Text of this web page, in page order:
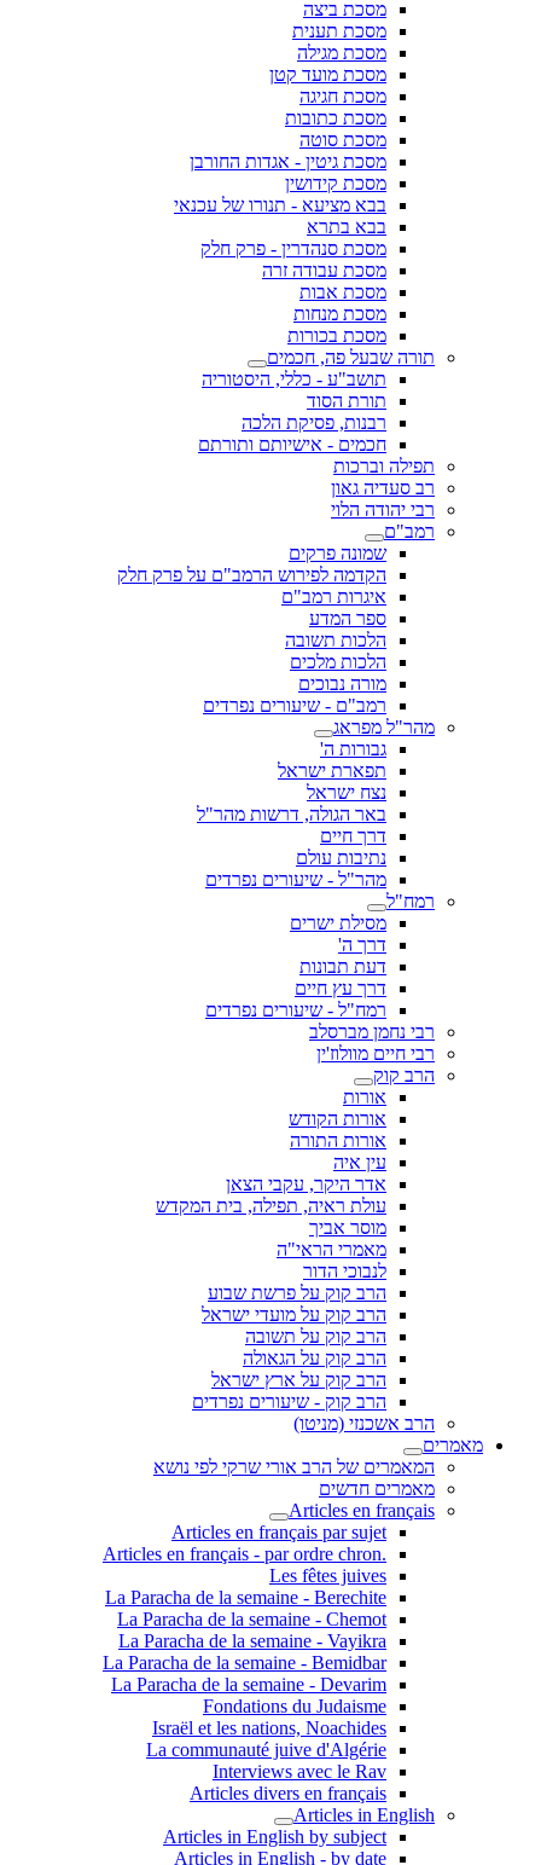
מסכת ביצה
מסכת תענית
מסכת מגילה
מסכת מועד קטן
מסכת חגיגה
מסכת כתובות
מסכת סוטה
מסכת גיטין - אגדות החורבן
מסכת קידושין
בבא מציעא - תנורו של עכנאי
בבא בתרא
מסכת סנהדרין - פרק חלק
מסכת עבודה זרה
מסכת אבות
מסכת מנחות
מסכת בכורות
תורה שבעל פה, חכמים
תושב"ע - כללי, היסטוריה
תורת הסוד
רבנות, פסיקת הלכה
חכמים - אישיותם ותורתם
תפילה וברכות
רב סעדיה גאון
רבי יהודה הלוי
רמב"ם
שמונה פרקים
הקדמה לפירוש הרמב"ם על פרק חלק
איגרות רמב"ם
ספר המדע
הלכות תשובה
הלכות מלכים
מורה נבוכים
רמב"ם - שיעורים נפרדים
מהר"ל מפראג
גבורות ה'
תפארת ישראל
נצח ישראל
באר הגולה, דרשות מהר"ל
דרך חיים
נתיבות עולם
מהר"ל - שיעורים נפרדים
רמח"ל
מסילת ישרים
דרך ה'
דעת תבונות
דרך עץ חיים
רמח"ל - שיעורים נפרדים
רבי נחמן מברסלב
רבי חיים מוולוז'ין
הרב קוק
אורות
אורות הקודש
אורות התורה
עין איה
אדר היקר, עקבי הצאן
עולת ראיה, תפילה, בית המקדש
מוסר אביך
מאמרי הראי"ה
לנבוכי הדור
הרב קוק על פרשת שבוע
הרב קוק על מועדי ישראל
הרב קוק על תשובה
הרב קוק על הגאולה
הרב קוק על ארץ ישראל
הרב קוק - שיעורים נפרדים
הרב אשכנזי (מניטו)
מאמרים
המאמרים של הרב אורי שרקי לפי נושא
מאמרים חדשים
Articles en français
Articles en français par sujet
.Articles en français - par ordre chron
Les fêtes juives
La Paracha de la semaine - Berechite
La Paracha de la semaine - Chemot
La Paracha de la semaine - Vayikra
La Paracha de la semaine - Bemidbar
La Paracha de la semaine - Devarim
Fondations du Judaisme
Israël et les nations, Noachides
La communauté juive d'Algérie
Interviews avec le Rav
Articles divers en français
Articles in English
Articles in English by subject
Articles in English - by date